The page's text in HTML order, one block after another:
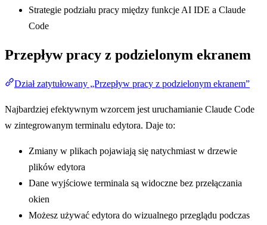
Strategie podziału pracy między funkcje AI IDE a Claude
Code
Przepływ pracy z podzielonym ekranem
Dział zatytułowany „Przepływ pracy z podzielonym ekranem”
Najbardziej efektywnym wzorcem jest uruchamianie Claude Code
w zintegrowanym terminalu edytora. Daje to:
Zmiany w plikach pojawiają się natychmiast w drzewie
plików edytora
Dane wyjściowe terminala są widoczne bez przełączania
okien
Możesz używać edytora do wizualnego przeglądu podczas